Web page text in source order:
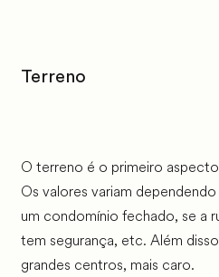
Terreno
O terreno é o primeiro
Os valores variam
um condomínio fechado, se a
tem segurança, etc. Além
grandes centros, mais caro.